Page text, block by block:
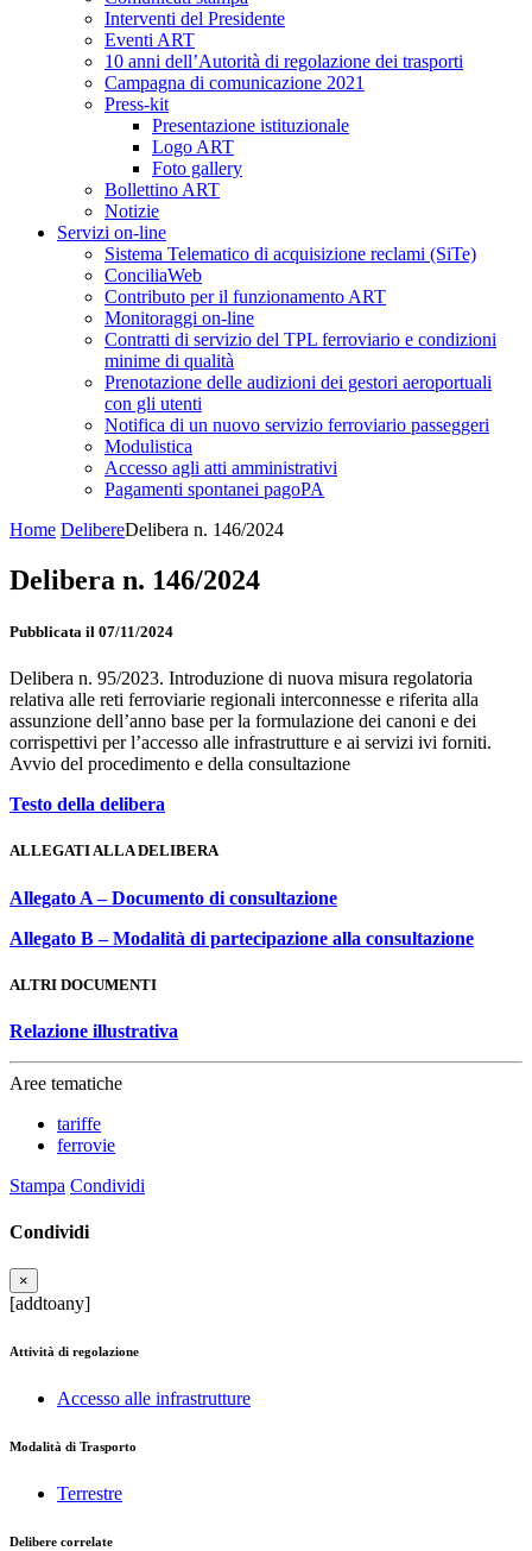
Interventi del Presidente
Eventi ART
10 anni dell’Autorità di regolazione dei trasporti
Campagna di comunicazione 2021
Press-kit
Presentazione istituzionale
Logo ART
Foto gallery
Bollettino ART
Notizie
Servizi on-line
Sistema Telematico di acquisizione reclami (SiTe)
ConciliaWeb
Contributo per il funzionamento ART
Monitoraggi on-line
Contratti di servizio del TPL ferroviario e condizioni
minime di qualità
Prenotazione delle audizioni dei gestori aeroportuali
con gli utenti
Notifica di un nuovo servizio ferroviario passeggeri
Modulistica
Accesso agli atti amministrativi
Pagamenti spontanei pagoPA
Home DelibereDelibera n. 146/2024
Delibera n. 146/2024
Pubblicata il 07/11/2024
Delibera n. 95/2023. Introduzione di nuova misura regolatoria
relativa alle reti ferroviarie regionali interconnesse e riferita alla
assunzione dell’anno base per la formulazione dei canoni e dei
corrispettivi per l’accesso alle infrastrutture e ai servizi ivi forniti.
Avvio del procedimento e della consultazione
Testo della delibera
ALLEGATI ALLA DELIBERA
Allegato A – Documento di consultazione
Allegato B – Modalità di partecipazione alla consultazione
ALTRI DOCUMENTI
Relazione illustrativa
Aree tematiche
tariffe
ferrovie
Stampa Condividi
Condividi
×
[addtoany]
Attività di regolazione
Accesso alle infrastrutture
Modalità di Trasporto
Terrestre
Delibere correlate